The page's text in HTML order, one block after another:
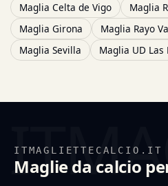
Maglia Celta de Vigo
Maglia
Maglia Girona
Maglia Rayo
Maglia Sevilla
Maglia UD Las
ITMAGLIETTECALCIO.IT
Maglie da calcio